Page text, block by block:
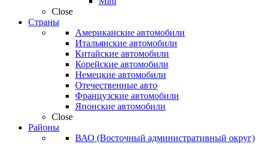
Close
Страны
Американские автомобили
Итальянские автомобили
Китайские автомобили
Корейские автомобили
Немецкие автомобили
Отечественные авто
Французские автомобили
Японские автомобили
Close
Районы
ВАО (Восточный административный округ)